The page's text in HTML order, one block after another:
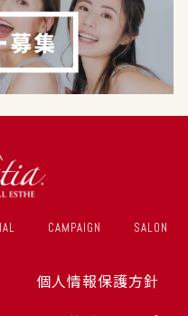
CAMPAIGN SALON
個人情報保護方針